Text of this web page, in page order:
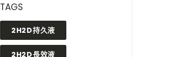
TAGS
2H2D持久液
2H2D長效液